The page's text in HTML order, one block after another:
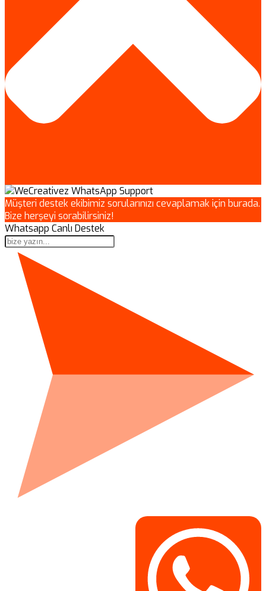
Müşteri destek ekibimiz sorularınızı cevaplamak için burada.
Bize herşeyi sorabilirsiniz!
Whatsapp Canlı Destek